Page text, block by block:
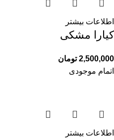
اطلاعات بیشتر
کیارا مشکی
2,500,000 تومان
اتمام موجودی
اطلاعات بیشتر